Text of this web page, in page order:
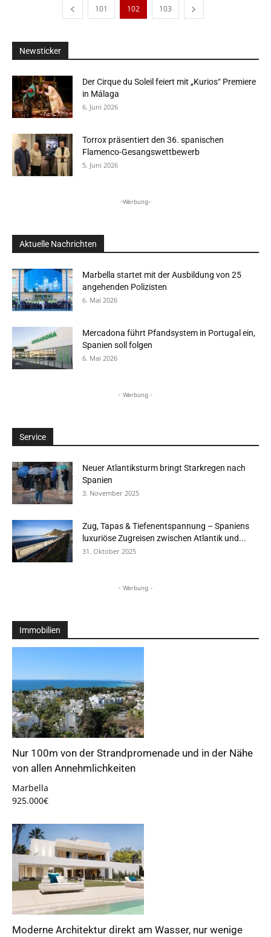
101 102 103
Newsticker
Der Cirque du Soleil feiert mit „Kurios“ Premiere
in Málaga
6. Juni 2026
Torrox präsentiert den 36. spanischen
Flamenco-Gesangswettbewerb
5. Juni 2026
-Werbung-
Aktuelle Nachrichten
Marbella startet mit der Ausbildung von 25
angehenden Polizisten
6. Mai 2026
Mercadona führt Pfandsystem in Portugal ein,
Spanien soll folgen
6. Mai 2026
- Werbung -
Service
Neuer Atlantiksturm bringt Starkregen nach
Spanien
3. November 2025
Zug, Tapas & Tiefenentspannung – Spaniens
luxuriöse Zugreisen zwischen Atlantik und...
31. Oktober 2025
- Werbung -
Immobilien
Nur 100m von der Strandpromenade und in der Nähe
von allen Annehmlichkeiten
Marbella
925.000€
Moderne Architektur direkt am Wasser, nur wenige